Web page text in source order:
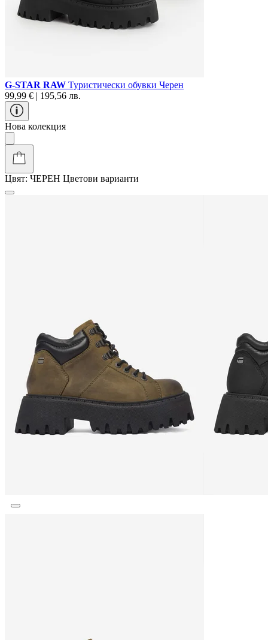
G-STAR RAW Туристически oбувки Черен
99,99 € | 195,56 лв.
Нова колекция
Цвят: ЧЕРЕН Цветови варианти